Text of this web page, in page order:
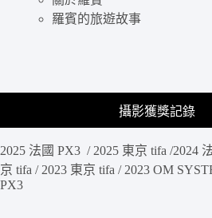
羅賓的旅遊故事
攝影獲獎記錄
2025 法國 PX3 / 2025 東京 tifa /2024
京 tifa / 2023 東京 tifa / 2023 OM
PX3